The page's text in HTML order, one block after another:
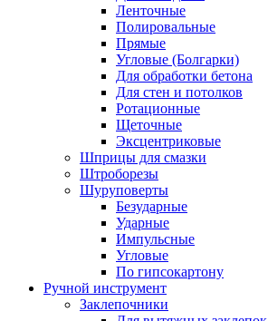
Ленточные
Полировальные
Прямые
Угловые (Болгарки)
Для обработки бетона
Для стен и потолков
Ротационные
Щеточные
Эксцентриковые
Шприцы для смазки
Штроборезы
Шуруповерты
Безударные
Ударные
Импульсные
Угловые
По гипсокартону
Ручной инструмент
Заклепочники